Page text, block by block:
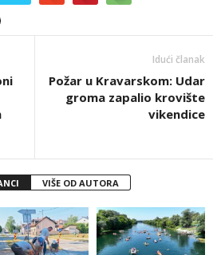
Idući članak
Požar u Kravarskom: Udar
groma zapalio krovište
vikendice
VIŠE OD AUTORA